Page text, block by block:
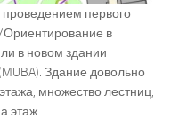
проведением первого
Ориентирование в
в новом здании
Здание довольно
множество лестниц,
этаж.